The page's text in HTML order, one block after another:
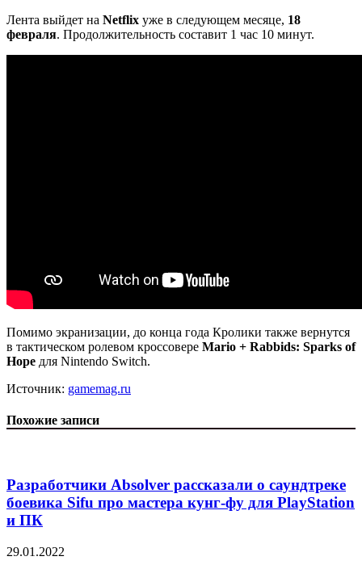
Лента выйдет на Netflix уже в следующем месяце, 18
февраля. Продолжительность составит 1 час 10 минут.
Помимо экранизации, до конца года Кролики также вернутся
в тактическом ролевом кроссовере Mario + Rabbids: Sparks of
Hope для Nintendo Switch.
Источник: gamemag.ru
Похожие записи
Разработчики Absolver рассказали о саундтреке
боевика Sifu про мастера кунг-фу для PlayStation
и ПК
29.01.2022